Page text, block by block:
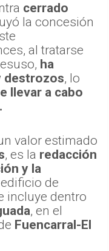
cerrado
la concesión
al tratarse
ha
destrozos, lo
llevar a cabo
valor estimado
, es la redacción
y la
de
incluye dentro
, en el
Fuencarral-El